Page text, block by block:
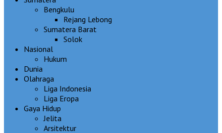
Bengkulu
Rejang Lebong
Sumatera Barat
Solok
Nasional
Hukum
Dunia
Olahraga
Liga Indonesia
Liga Eropa
Gaya Hidup
Jelita
Arsitektur